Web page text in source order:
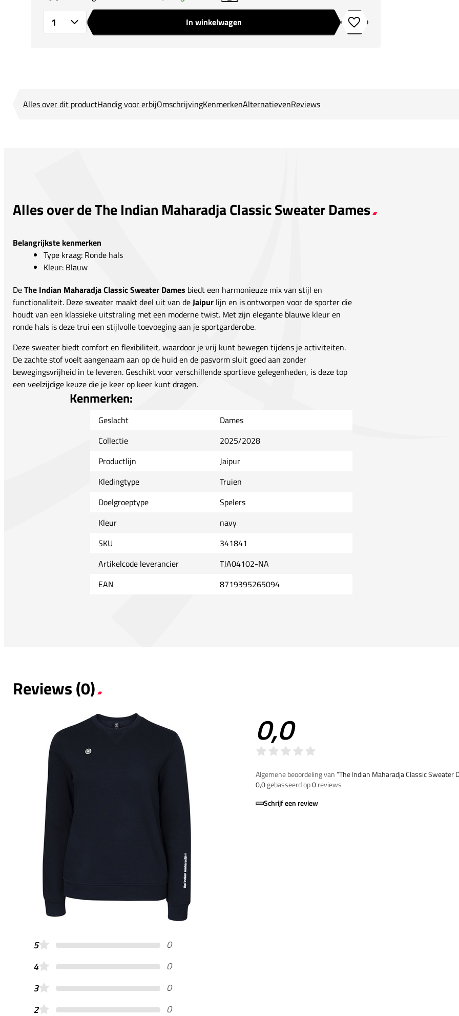
In winkelwagen Toevoegen aan verlanglijstje
Alles over dit productHandig voor erbijOmschrijvingKenmerkenAlternatievenReviews
Alles over de The Indian Maharadja Classic Sweater Dames
Belangrijkste kenmerken
Type kraag: Ronde hals
Kleur: Blauw
DeThe Indian Maharadja Classic Sweater Dames biedt een harmonieuze mix van stijl en
functionaliteit. Deze sweater maakt deel uit van deJaipur lijn en is ontworpen voor de sporter die
houdt van een klassieke uitstraling met een moderne twist. Met zijn elegante blauwe kleur en
ronde hals is deze trui een stijlvolle toevoeging aan je sportgarderobe.
Deze sweater biedt comfort en flexibiliteit, waardoor je vrij kunt bewegen tijdens je activiteiten.
De zachte stof voelt aangenaam aan op de huid en de pasvorm sluit goed aan zonder
bewegingsvrijheid in te leveren. Geschikt voor verschillende sportieve gelegenheden, is deze top
een veelzijdige keuze die je keer op keer kunt dragen.
Kenmerken:
Geslacht
Dames
Collectie
2025/2028
Productlijn
Jaipur
Kledingtype
Truien
Doelgroeptype
Spelers
Kleur
navy
SKU
341841
Artikelcode leverancier
TJA04102-NA
EAN
8719395265094
Reviews (0)
0,0
Algemene beoordeling van”The Indian Maharadja Classic Sweater
0,0gebasseerd op0reviews
Schrijf een review
5
0
4
0
3
0
2
0